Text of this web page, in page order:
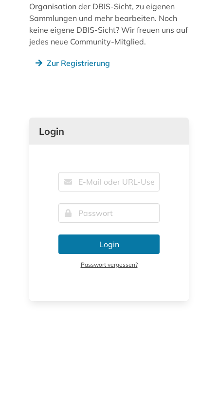
Organisation der DBIS-Sicht, zu eigenen
Sammlungen und mehr bearbeiten. Noch
keine eigene DBIS-Sicht? Wir freuen uns auf
jedes neue Community-Mitglied.
Zur Registrierung
Login
Login
Passwort vergessen?